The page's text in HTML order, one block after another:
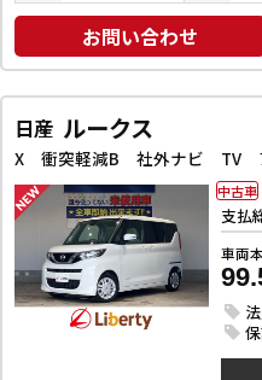
お問い合わせ
日産 ルークス
支払
車両
中古車